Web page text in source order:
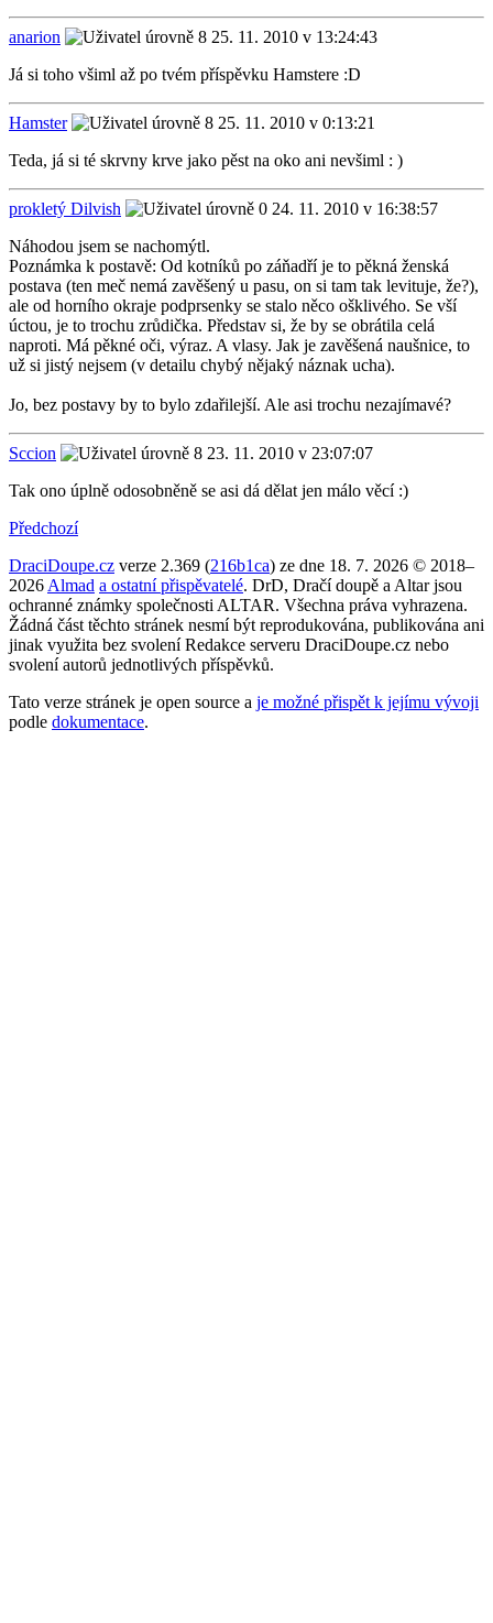
anarion
25. 11. 2010 v 13:24:43
Já si toho všiml až po tvém příspěvku Hamstere :D
Hamster
25. 11. 2010 v 0:13:21
Teda, já si té skrvny krve jako pěst na oko ani nevšiml : )
prokletý Dilvish
24. 11. 2010 v 16:38:57
Náhodou jsem se nachomýtl.
Poznámka k postavě: Od kotníků po záňadří je to pěkná ženská
postava (ten meč nemá zavěšený u pasu, on si tam tak levituje, že?),
ale od horního okraje podprsenky se stalo něco ošklivého. Se vší
úctou, je to trochu zrůdička. Představ si, že by se obrátila celá
naproti. Má pěkné oči, výraz. A vlasy. Jak je zavěšená naušnice, to
už si jistý nejsem (v detailu chybý nějaký náznak ucha).
Jo, bez postavy by to bylo zdařilejší. Ale asi trochu nezajímavé?
Sccion
23. 11. 2010 v 23:07:07
Tak ono úplně odosobněně se asi dá dělat jen málo věcí :)
Předchozí
DraciDoupe.cz verze 2.369 (216b1ca) ze dne 18. 7. 2026 © 2018–
2026 Almad a ostatní přispěvatelé. DrD, Dračí doupě a Altar jsou
ochranné známky společnosti ALTAR. Všechna práva vyhrazena.
Žádná část těchto stránek nesmí být reprodukována, publikována ani
jinak využita bez svolení Redakce serveru DraciDoupe.cz nebo
svolení autorů jednotlivých příspěvků.
Tato verze stránek je open source a je možné přispět k jejímu vývoji
podle dokumentace.